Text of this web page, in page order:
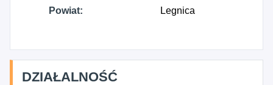
Powiat: Legnica
DZIAŁALNOŚĆ